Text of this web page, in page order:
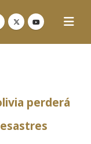
perderá